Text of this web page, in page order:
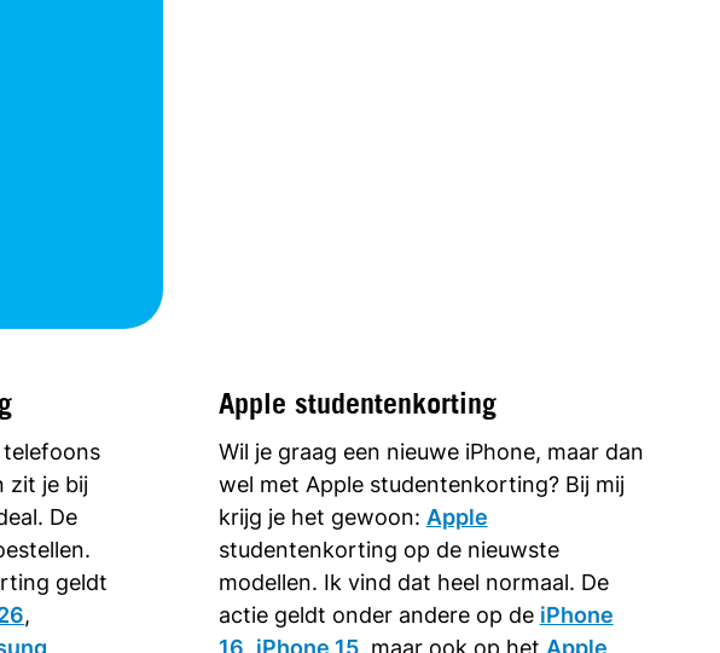
telefoons
zit je bij
De
geldt
,
Apple studentenkorting
Wil je graag een nieuwe iPhone, maar dan
wel met Apple studentenkorting? Bij mij
krijg je het gewoon: Apple
studentenkorting op de nieuwste
modellen. Ik vind dat heel normaal. De
actie geldt onder andere op de iPhone
16, iPhone 15, maar ook op het Apple